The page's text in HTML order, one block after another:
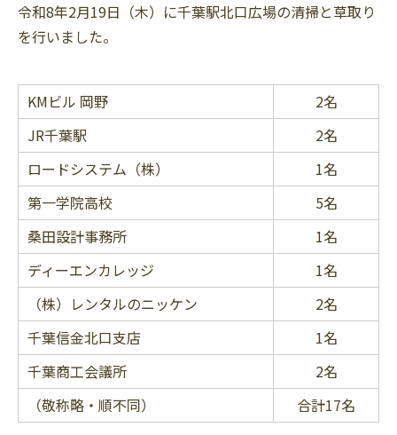
令和8年2月19日（木）に千葉駅北口広場の清掃と草取り
を行いました。
KMビル 岡野
2名
JR千葉駅
2名
ロードシステム（株）
1名
第一学院高校
5名
桑田設計事務所
1名
ディーエンカレッジ
1名
（株）レンタルのニッケン
2名
千葉信金北口支店
1名
千葉商工会議所
2名
（敬称略・順不同）
合計17名